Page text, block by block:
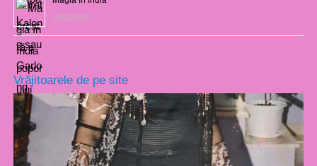
23/02/2017
Vrăjitoarele de pe site